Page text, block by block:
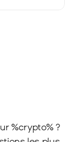
%crypto% ?